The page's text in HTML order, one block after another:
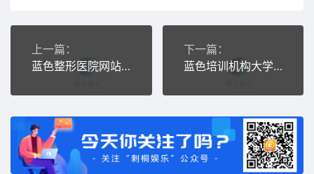
上一篇：
蓝色整形医院网站源码 医疗美容类网站织梦模板
下一篇：
蓝色培训机构大学教育学校学院类网站织梦模板